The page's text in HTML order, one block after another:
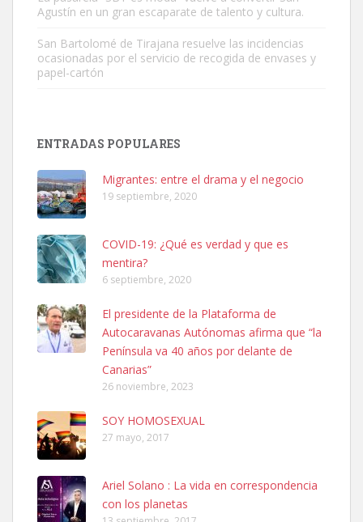
Leales.org » Gran Canaria
SHIBA PERDIDO AVDA JOSE MESA Y LOPEZ
PERRO MACHO RAZA SHIBA CON MICROCHIP PERDIDO HOY
06/07/2025 ZONA MESA Y LOPEZ. ES MUY ASUSTADIZO
Leales.org » Gran Canaria
6.7.2025
Ninfa perdida
El día 5 se los perdió una ninfa papillera, asustada tiene miedo a la
Agustín en un gran escaparate de talento y cultura.
San Bartolomé de Tirajana resuelve las incidencias
ocasionadas por el servicio de recogida de envases y
papel-cartón
ENTRADAS POPULARES
Migrantes: entre el drama y el negocio
19 septiembre, 2020
COVID-19: ¿Qué es verdad y que es
mentira?
6 septiembre, 2020
El presidente de la Plataforma de
Autocaravanas Autónomas afirma que “la
Península va 40 años por delante de
Canarias”
26 noviembre, 2023
SOY HOMOSEXUAL
27 mayo, 2017
Ariel Solano : La vida en correspondencia
con los planetas